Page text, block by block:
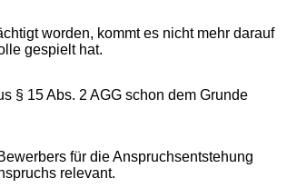
worden, kommt es nicht mehr darauf
gespielt hat.
§ 15 Abs. 2 AGG schon dem Grunde
für die Anspruchsentstehung
relevant.